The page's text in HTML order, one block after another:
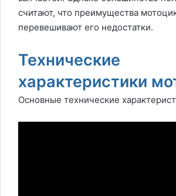
считают, что преимущества
перевешивают его недостатки.
Технические
характеристики
Основные технические